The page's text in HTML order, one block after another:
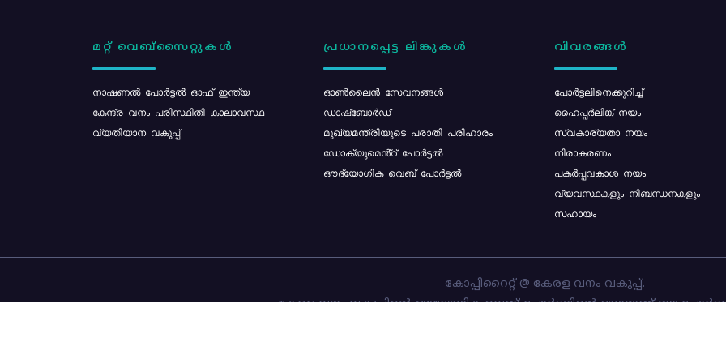
മറ്റ് വെബ്സൈറ്റുകൾ
നാഷണൽ പോർട്ടൽ ഓഫ് ഇന്ത്യ
കേന്ദ്ര വനം പരിസ്ഥിതി കാലാവസ്ഥ
വ്യതിയാന വകുപ്പ്
പ്രധാനപ്പെട്ട ലിങ്കുകൾ
ഓൺലൈൻ സേവനങ്ങൾ
ഡാഷ്ബോർഡ്
മുഖ്യമന്ത്രിയുടെ പരാതി പരിഹാരം
ഡോക്യുമെൻ്റ് പോർട്ടൽ
ഔദ്യോഗിക വെബ് പോർട്ടൽ
വിവരങ്ങൾ
പോര്‍ട്ടലിനെക്കുറിച്ച്
ഹൈപ്പർലിങ്ക് നയം
സ്വകാര്യതാ നയം
നിരാകരണം
പകർപ്പവകാശ നയം
വ്യവസ്ഥകളും നിബന്ധനകളും
സഹായം
കോപ്പിറൈറ്റ് @ കേരള വനം വകുപ്പ്.
കേരള വനം വകുപ്പിന്റെ ഔദ്യോഗിക വെബ്-പോർട്ടലിന്റെ ഭാഗമാണ് ഈ